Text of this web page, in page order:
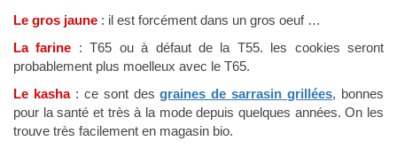
Le gros jaune : il est forcément dans un gros oeuf …
La farine : T65 ou à défaut de la T55. les cookies seront
probablement plus moelleux avec le T65.
Le kasha: ce sont desgraines de sarrasin grillées, bonnes
pour la santé et très à la mode depuis quelques années. On les
trouve très facilement en magasin bio.